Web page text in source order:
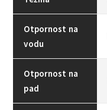
Otpornost na
vodu
Otpornost na
pad